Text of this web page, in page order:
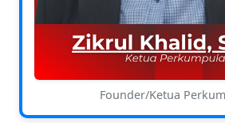
Founder/Ketua